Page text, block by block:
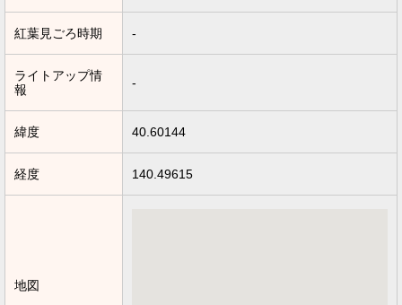
紅葉見ごろ時期 -
ライトアップ情
報
-
緯度 40.60144
経度 140.49615
地図